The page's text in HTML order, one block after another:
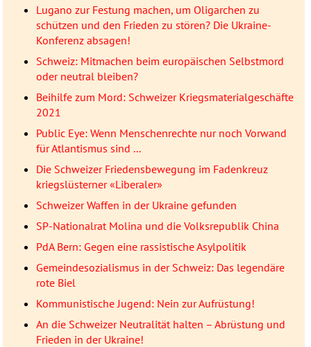
Lugano zur Festung machen, um Oligarchen zu
schützen und den Frieden zu stören? Die Ukraine-
Konferenz absagen!
Schweiz: Mitmachen beim europäischen Selbstmord
oder neutral bleiben?
Beihilfe zum Mord: Schweizer Kriegsmaterialgeschäfte
2021
Public Eye: Wenn Menschenrechte nur noch Vorwand
für Atlantismus sind ...
Die Schweizer Friedensbewegung im Fadenkreuz
kriegslüsterner «Liberaler»
Schweizer Waffen in der Ukraine gefunden
SP-Nationalrat Molina und die Volksrepublik China
PdA Bern: Gegen eine rassistische Asylpolitik
Gemeindesozialismus in der Schweiz: Das legendäre
rote Biel
Kommunistische Jugend: Nein zur Aufrüstung!
An die Schweizer Neutralität halten – Abrüstung und
Frieden in der Ukraine!